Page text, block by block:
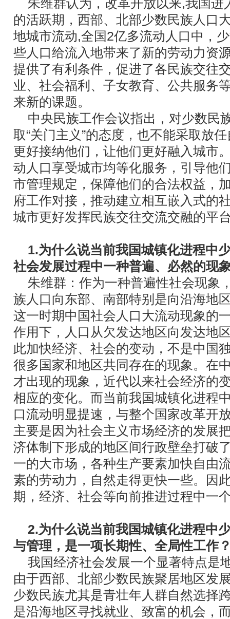
朱维群认为，改革开放以来,我国进
的活跃期，西部、北部少数民族人口
地城市流动,全国2亿多流动人口中，
些人口给流入地带来了新的劳动力资
提供了有利条件，促进了各民族交往
业、社会福利、子女教育、公共服务
来新的课题。
中央民族工作会议指出，对少数民
取“关门主义”的态度，也不能采取放
更好接纳他们，让他们更好融入城市
动人口享受城市均等化服务，引导他
市管理规定，保障他们的合法权益，
府工作对接，推动建立相互嵌入式的
城市更好发挥民族交往交流交融的平
1.为什么说当前我国城镇化进程中
社会发展过程中一种普遍、必然的现
朱维群：作为一种普遍性社会现象
族人口向东部、南部特别是向沿海地
这一时期中国社会人口大流动现象的
作用下，人口从欠发达地区向发达地
此加快经济、社会的变动，不是中国
很多国家和地区共同存在的现象。在
才出现的现象，近代以来社会经济的
相应的变化。而当前我国城镇化进程
口流动明显提速，与整个国家改革开
主要是因为社会主义市场经济的发展
济体制下形成的地区间行政壁垒打破
一的大市场，各种生产要素加快自由
素的劳动力，自然走得更快一些。因
期，经济、社会等向前推进过程中一
2.为什么说当前我国城镇化进程中
与管理，是一项长期性、全局性工作
我国经济社会发展一个显著特点是
由于西部、北部少数民族聚居地区发
少数民族尤其是青壮年人群自然选择
是沿海地区寻找就业、致富的机会，